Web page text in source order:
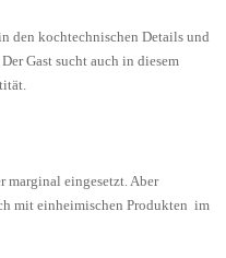
den kochtechnischen Details und
Gast sucht auch in diesem
marginal eingesetzt. Aber
mit einheimischen Produkten im